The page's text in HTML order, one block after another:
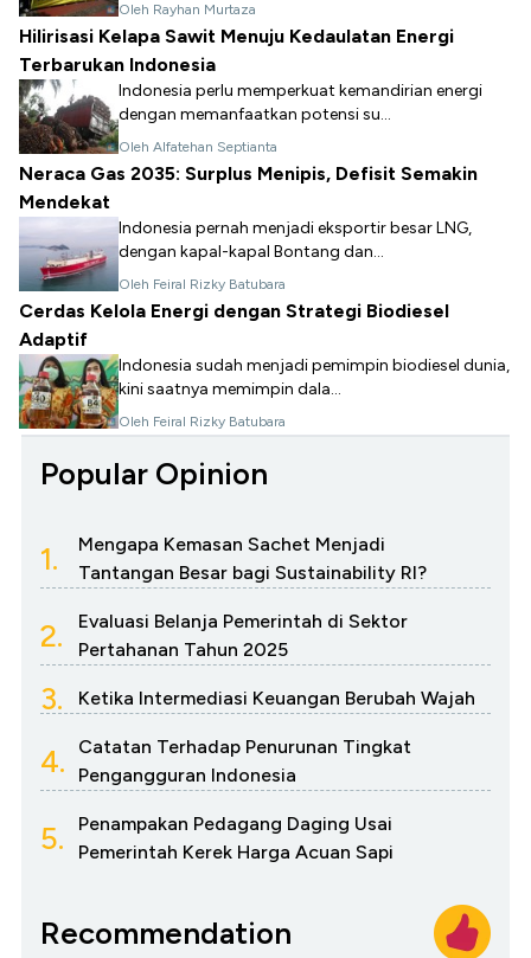
Oleh Rayhan Murtaza
Hilirisasi Kelapa Sawit Menuju Kedaulatan Energi
Terbarukan Indonesia
Indonesia perlu memperkuat kemandirian energi
dengan memanfaatkan potensi su...
Oleh Alfatehan Septianta
Neraca Gas 2035: Surplus Menipis, Defisit Semakin
Mendekat
Indonesia pernah menjadi eksportir besar LNG,
dengan kapal-kapal Bontang dan...
Oleh Feiral Rizky Batubara
Cerdas Kelola Energi dengan Strategi Biodiesel
Adaptif
Indonesia sudah menjadi pemimpin biodiesel dunia,
kini saatnya memimpin dala...
Oleh Feiral Rizky Batubara
Popular Opinion
1.
Mengapa Kemasan Sachet Menjadi
Tantangan Besar bagi Sustainability RI?
2.
Evaluasi Belanja Pemerintah di Sektor
Pertahanan Tahun 2025
3. Ketika Intermediasi Keuangan Berubah Wajah
4.
Catatan Terhadap Penurunan Tingkat
Pengangguran Indonesia
5.
Penampakan Pedagang Daging Usai
Pemerintah Kerek Harga Acuan Sapi
Recommendation